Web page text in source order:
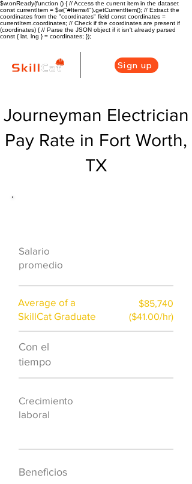
$w.onReady(function () { // Access the current item in the dataset
const currentItem = $w("#Items4").getCurrentItem(); // Extract the
coordinates from the "coordinates" field const coordinates =
currentItem.coordinates; // Check if the coordinates are present if
(coordinates) { // Parse the JSON object if it isn't already parsed
const { lat, lng } = coordinates; });
Sign up
Journeyman Electrician
Pay Rate in Fort Worth,
TX
Salario
promedio
Average of a
SkillCat Graduate
$85,740
($41.00/hr)
Con el
tiempo
Crecimiento
laboral
Beneficios